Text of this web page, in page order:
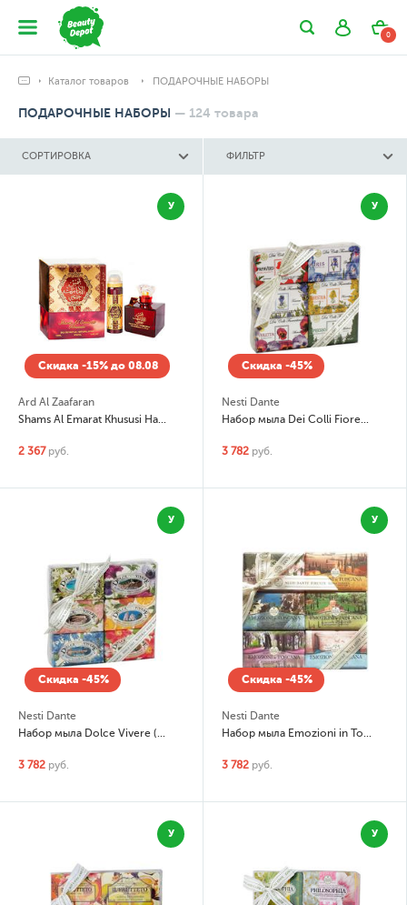
0
Каталог товаров ПОДАРОЧНЫЕ НАБОРЫ
ПОДАРОЧНЫЕ НАБОРЫ — 124 товара
СОРТИРОВКА ФИЛЬТР
У
Скидка -15% до 08.08
Ard Al Zaafaran
Shams Al Emarat Khususi Набор: парфюмированная вода 100мл, дезодорант
2 367 руб.
У
Скидка -45%
Nesti Dante
Набор мыла Dei Colli Fiorentini (Цветочная коллекция)
3 782 руб.
У
Скидка -45%
Nesti Dante
Набор мыла Dolce Vivere (Сладкая жизнь)
3 782 руб.
У
Скидка -45%
Nesti Dante
Набор мыла Emozioni in Toscana (Волнующая Тоскана)
3 782 руб.
У У